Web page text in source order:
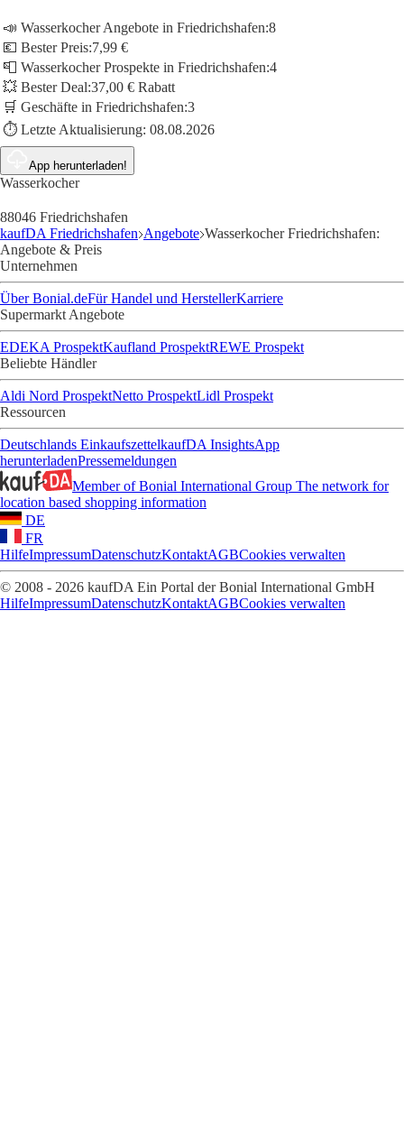
📣 Wasserkocher Angebote in Friedrichshafen:8
💶 Bester Preis:7,99 €
📮 Wasserkocher Prospekte in Friedrichshafen:4
💥 Bester Deal:37,00 € Rabatt
🛒 Geschäfte in Friedrichshafen:3
⏱️ Letzte Aktualisierung: 08.08.2026
App herunterladen!
Wasserkocher
88046 Friedrichshafen
kaufDA Friedrichshafen Angebote Wasserkocher Friedrichshafen:
Angebote & Preis
Unternehmen
Über Bonial.deFür Handel und HerstellerKarriere
Supermarkt Angebote
EDEKA ProspektKaufland ProspektREWE Prospekt
Beliebte Händler
Aldi Nord ProspektNetto ProspektLidl Prospekt
Ressourcen
Deutschlands EinkaufszettelkaufDA InsightsApp
herunterladenPressemeldungen
Member of Bonial International Group The network for
location based shopping information
DE
FR
HilfeImpressumDatenschutzKontaktAGBCookies verwalten
© 2008 - 2026 kaufDA Ein Portal der Bonial International GmbH
HilfeImpressumDatenschutzKontaktAGBCookies verwalten